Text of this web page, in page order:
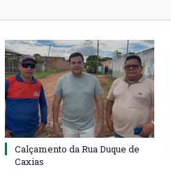
Calçamento da Rua Duque de
Caxias